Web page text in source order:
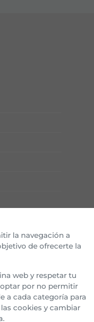
la navegación a
de ofrecerte la
web y respetar tu
por no permitir
a cada categoría para
cookies y cambiar